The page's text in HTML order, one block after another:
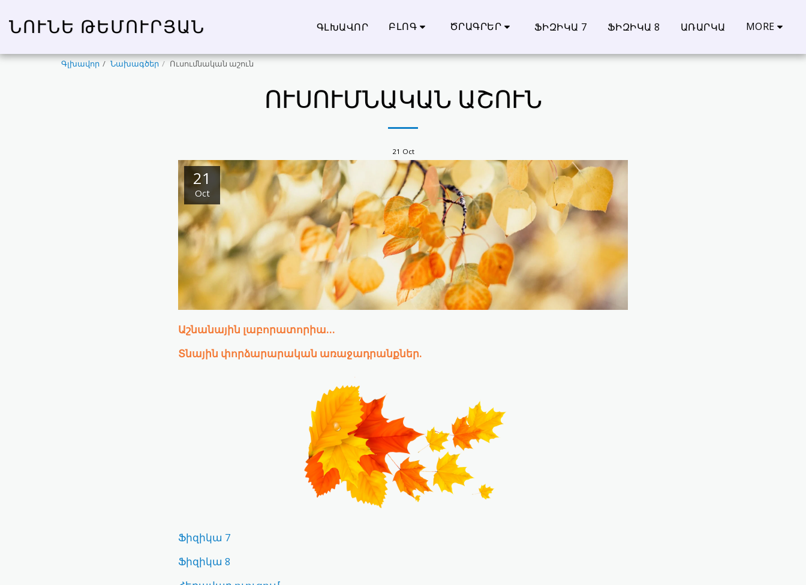
ՆՈՒՆԵ ԹԵՄՈՒՐՅԱՆ ԳԼԽԱՎՈՐ ԲԼՈԳ ԾՐԱԳՐԵՐ ՖԻԶԻԿԱ 7 ՖԻԶԻԿԱ 8 ԱՌԱՐԿԱ MORE
Գլխավոր Նախագծեր Ուսումնական աշուն
ՈՒՍՈՒՄՆԱԿԱՆ ԱՇՈՒՆ
21 Oct
21
Oct
Աշնանային լաբորատորիա…
Տնային փորձարարական առաջադրանքներ.
Ֆիզիկա 7
Ֆիզիկա 8